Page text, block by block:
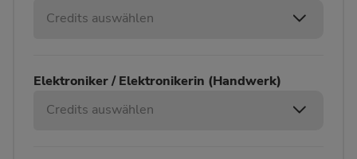
Credits auswählen
Elektroniker / Elektronikerin (Handwerk)
Credits auswählen